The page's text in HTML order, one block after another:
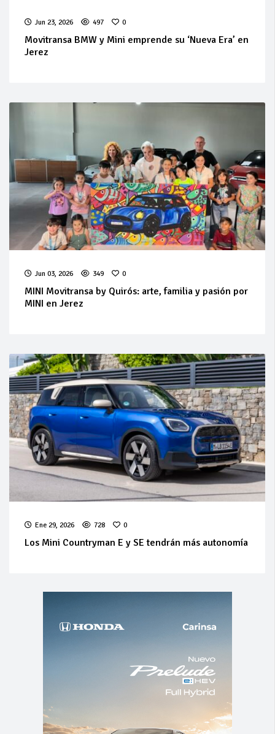
Jun 23, 2026 497 0
Movitransa BMW y Mini emprende su ‘Nueva Era’ en
Jerez
Jun 03, 2026 349 0
MINI Movitransa by Quirós: arte, familia y pasión por
MINI en Jerez
Ene 29, 2026 728 0
Los Mini Countryman E y SE tendrán más autonomía